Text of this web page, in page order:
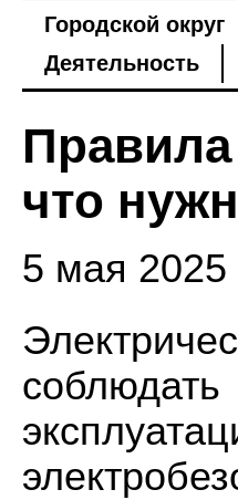
Городской округ
Деятельность
Правила
что
5 мая 2025